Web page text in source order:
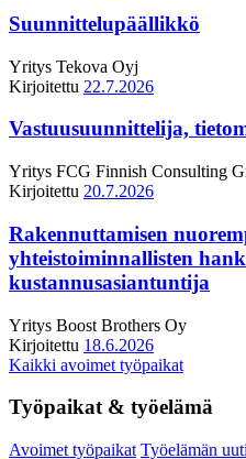
Suunnittelupäällikkö
Yritys Tekova Oyj
Kirjoitettu 22.7.2026
Vastuusuunnittelija,
Yritys FCG Finnish Consulting
Kirjoitettu 20.7.2026
Rakennuttamisen
yhteistoiminnallisten
kustannusasiantuntija
Yritys Boost Brothers Oy
Kirjoitettu 18.6.2026
Kaikki avoimet työpaikat
Työpaikat & työelämä
Avoimet työpaikat Työelämän